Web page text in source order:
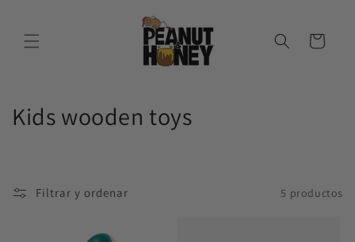
al contenido
Carrito
C
e
Kids wooden toys
Filtrar y ordenar 5 productos